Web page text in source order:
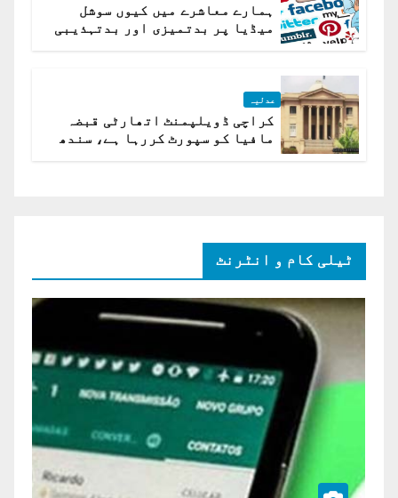
ہمارے معاشرے میں کیوں سوشل
میڈیا پر بدتمیزی اور بدتہذیبی
عدلیہ
کراچی ڈویلپمنٹ اتھارٹی قبضہ
مافیا کو سپورٹ کررہا ہے، سندھ
ٹیلی کام و انٹرنٹ